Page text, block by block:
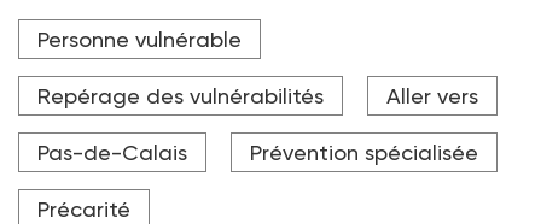
Une équipe mobile psychiatrie-précarité de Paris en
maraude près de la gare de Lyon (hiver 2021).
Crédit photo Marta NASCIMENTO
Personne vulnérable
Repérage des vulnérabilités Aller vers
Pas-de-Calais Prévention spécialisée
Précarité